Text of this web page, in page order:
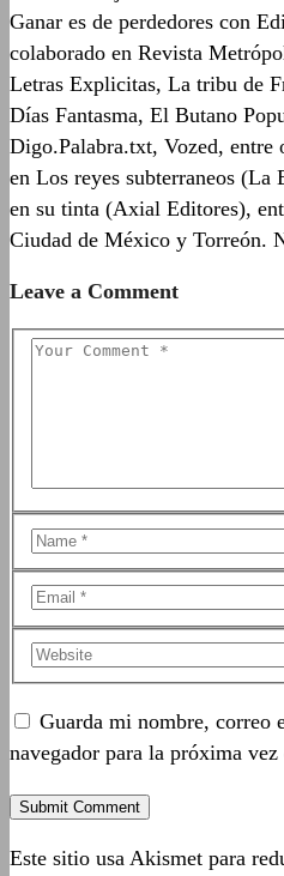
Ganar es de perdedores con
colaborado en Revista
Letras Explicitas, La tribu de
Días Fantasma, El Butano
Digo.Palabra.txt, Vozed,
en Los reyes subterraneos
en su tinta (Axial Editores),
Ciudad de México y Torreón.
Leave a Comment
Guarda mi nombre, correo
navegador para la próxima vez
Este sitio usa Akismet para